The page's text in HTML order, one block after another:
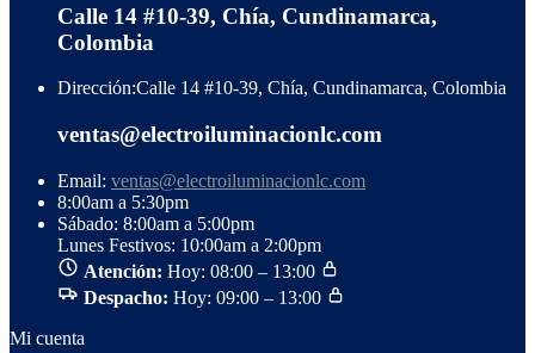
Calle 14 #10-39, Chía, Cundinamarca,
Colombia
Dirección:Calle 14 #10-39, Chía, Cundinamarca, Colombia
ventas@electroiluminacionlc.com
Email: ventas@electroiluminacionlc.com
8:00am a 5:30pm
Sábado: 8:00am a 5:00pm
Lunes Festivos: 10:00am a 2:00pm
Atención: Hoy: 08:00 – 13:00
Despacho: Hoy: 09:00 – 13:00
Mi cuenta